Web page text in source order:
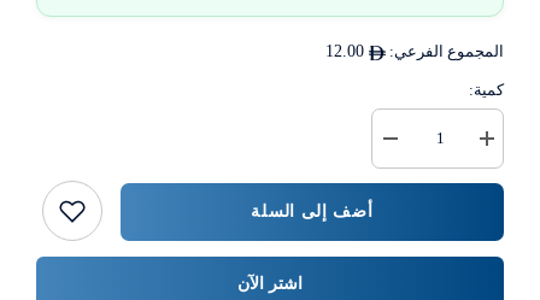
المجموع الفرعي: 12.00
كمية:
كمية
{{
المنتج
زيادة
كمية
كوب
12
أضف إلى السلة
اشتر الآن